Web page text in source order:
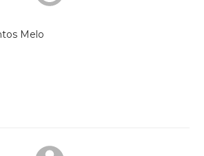
Melo